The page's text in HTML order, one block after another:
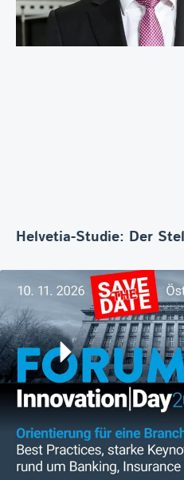
Helvetia-Studie: Der